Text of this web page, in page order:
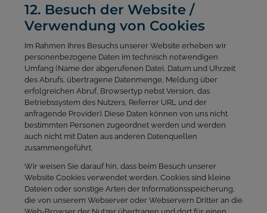
12. Besuch der Website /
Verwendung von Cookies
Im Rahmen Ihres Besuchs unserer Website erheben wir
personenbezogene Daten im technisch notwendigen
Umfang (Name der abgerufenen Datei, Datum und Uhrzeit
des Abrufs, übertragene Datenmenge, Meldung über
erfolgreichen Abruf, Browsertyp nebst Version, das
Betriebssystem des Nutzers, Referrer URL und der
anfragende Provider). Diese Daten können von uns nicht
bestimmten Personen zugeordnet werden und werden
auch nicht mit Daten aus anderen Datenquellen
zusammengeführt.
Wir weisen Sie darauf hin, dass beim Besuch unserer
Website Cookies verwendet werden. Cookies sind kleine
Dateien oder sonstige Arten der Informationsspeicherung,
die von unserem Webserver oder Webservern Dritter an die